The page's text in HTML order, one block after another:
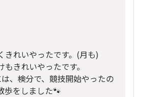
きれいやったです。(月も)
きれいやったです。
、検分で、競技開始やったの
歩をしました🐾